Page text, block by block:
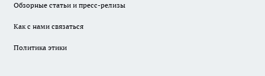
Обзорные статьи и пресс-релизы
Как с нами связаться
Политика этики